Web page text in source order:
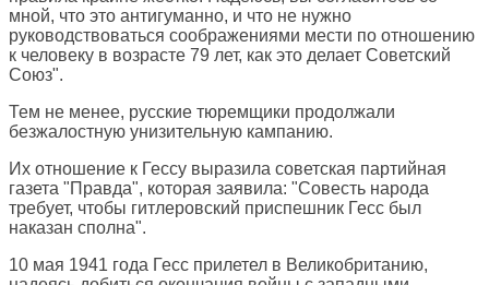
мной, что это антигуманно, и что не нужно
руководствоваться соображениями мести по отношению
к человеку в возрасте 79 лет, как это делает Советский
Союз".
Тем не менее, русские тюремщики продолжали
безжалостную унизительную кампанию.
Их отношение к Гессу выразила советская партийная
газета "Правда", которая заявила: "Совесть народа
требует, чтобы гитлеровский приспешник Гесс был
наказан сполна".
10 мая 1941 года Гесс прилетел в Великобританию,